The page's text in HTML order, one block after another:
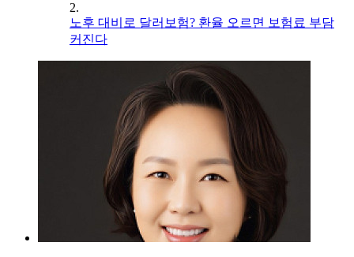
2.
노후 대비로 달러보험? 환율 오르면 보험료 부담
커진다